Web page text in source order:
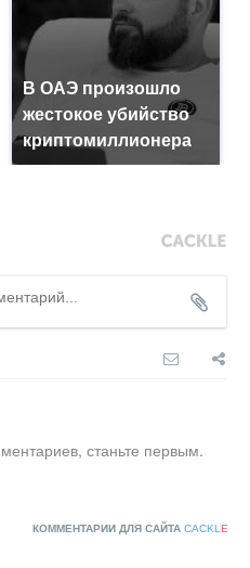
В ОАЭ произошло
жестокое убийство
криптомиллионера
станьте первым.
КОММЕНТАРИИ ДЛЯ САЙТА CACKL E